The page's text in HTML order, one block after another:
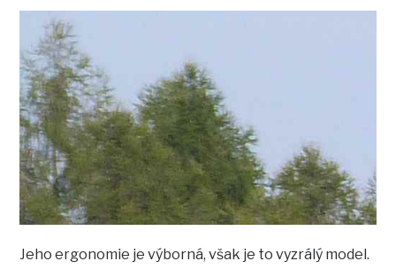
Jeho ergonomie je výborná, však je to vyzrálý model.